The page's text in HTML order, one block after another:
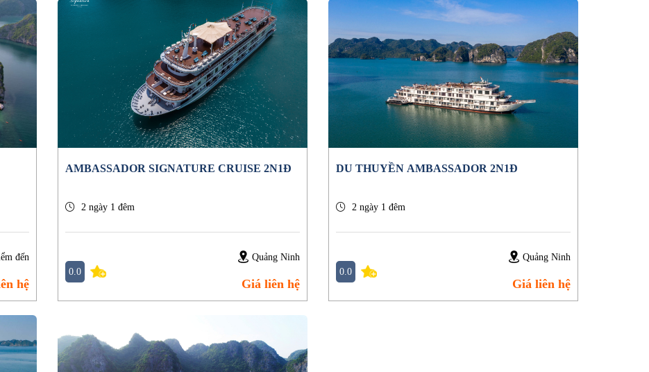
đến
hệ
AMBASSADOR SIGNATURE CRUISE 2N1Đ
2 ngày 1 đêm
0.0
Quảng Ninh
Giá liên hệ
DU THUYỀN AMBASSADOR 2N1Đ
2 ngày 1 đêm
0.0
Quảng Ninh
Giá liên hệ